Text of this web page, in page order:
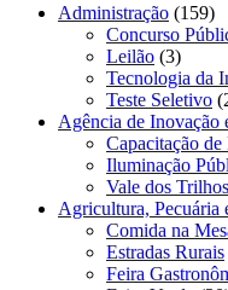
Administração (159)
Concurso
Leilão (3)
Tecnologia da
Teste Seletivo
Agência de Inovação
Capacitação
Iluminação
Vale dos Trilhos
Agricultura, Pecuária
Comida na
Estradas Rurais
Feira